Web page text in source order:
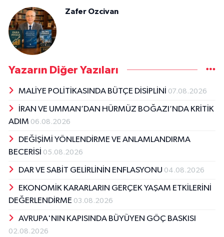
Zafer Ozcivan
Yazarın Diğer Yazıları
MALİYE POLİTİKASINDA BÜTÇE DİSİPLİNİ 07.08.2026
İRAN VE UMMAN’DAN HÜRMÜZ BOĞAZI’NDA KRİTİK
ADIM 06.08.2026
DEĞİŞİMİ YÖNLENDİRME VE ANLAMLANDIRMA
BECERİSİ 05.08.2026
DAR VE SABİT GELİRLİNİN ENFLASYONU 04.08.2026
EKONOMİK KARARLARIN GERÇEK YAŞAM ETKİLERİNİ
DEĞERLENDİRME 03.08.2026
AVRUPA'NIN KAPISINDA BÜYÜYEN GÖÇ BASKISI
02.08.2026